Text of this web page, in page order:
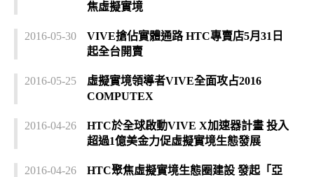
焦虛擬實境
2016-05-30
VIVE搶佔實體通路 HTC專賣店5月31日
起全台開賣
2016-05-25
虛擬實境領導者VIVE全面攻占2016
COMPUTEX
2016-04-26
HTC於全球啟動VIVE X加速器計畫 投入
超過1億美金力促虛擬實境生態發展
2016-04-26
HTC聚焦虛擬實境生態圈建設 發起「亞